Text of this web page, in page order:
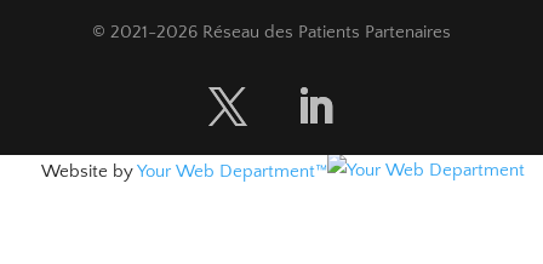
© 2021-2026 Réseau des Patients Partenaires
Website byYour Web Department™